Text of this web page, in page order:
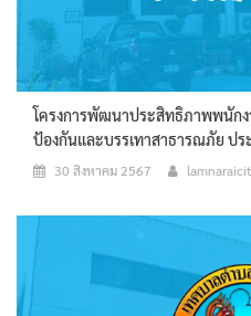
โครงการพัฒนาประสิทธิภาพพนัก
ป้องกันและบรรเทาสาธารณภัย ป
30 สิงหาคม 2567